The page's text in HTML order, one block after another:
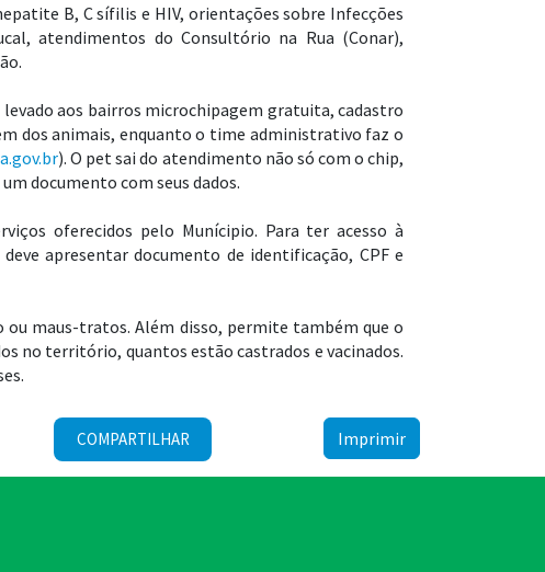
B, C sífilis e HIV, orientações sobre Infecções
atendimentos do Consultório na Rua (Conar),
levado aos bairros microchipagem gratuita, cadastro
dos animais, enquanto o time administrativo faz o
). O pet sai do atendimento não só com o chip,
documento com seus dados.
oferecidos pelo Munícipio. Para ter acesso à
apresentar documento de identificação, CPF e
ou maus-tratos. Além disso, permite também que o
no território, quantos estão castrados e vacinados.
COMPARTILHAR Imprimir